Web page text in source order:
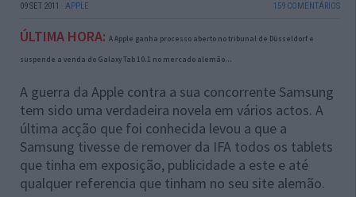
09 SET 2011 · APPLE 159 COMENTÁRIOS
ÚLTIMA HORA: A Apple ganha processo aberto no tribunal de Düsseldorf e
suspende a venda do Galaxy Tab 10.1 no mercado alemão...
A guerra da Apple contra a sua concorrente Samsung
tem sido uma verdadeira novela em vários actos. A
última acção que foi conhecida levou a que a
Samsung tivesse de remover da IFA todos os tablets
que tinha em exposição, publicidade a este e até
qualquer referencia que tinham no seu site alemão.